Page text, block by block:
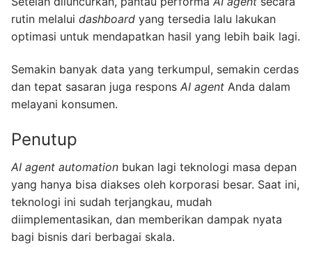
rutin melalui dashboard yang tersedia lalu lakukan
optimasi untuk mendapatkan hasil yang lebih baik lagi.
Semakin banyak data yang terkumpul, semakin cerdas
dan tepat sasaran juga respons AI agent Anda dalam
melayani konsumen.
Penutup
AI agent automation bukan lagi teknologi masa depan
yang hanya bisa diakses oleh korporasi besar. Saat ini,
teknologi ini sudah terjangkau, mudah
diimplementasikan, dan memberikan dampak nyata
bagi bisnis dari berbagai skala.